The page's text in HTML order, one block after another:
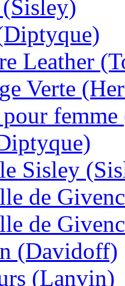
Leather
Verte
femme
Sisley
de
de
(Davidoff)
(Lanvin)